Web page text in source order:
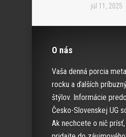
júl 11, 2025
O nás
Vaša denná porcia
rocku a ďalších
štýlov. Informácie
Česko-Slovenskej UG
Ak nechcete o nič